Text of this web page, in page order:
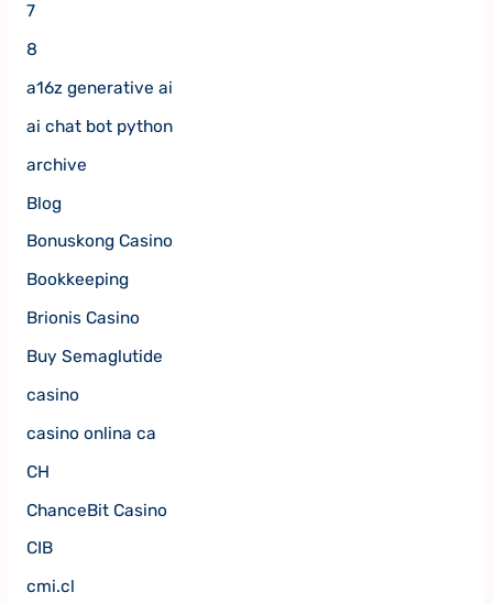
7
8
a16z generative ai
ai chat bot python
archive
Blog
Bonuskong Casino
Bookkeeping
Brionis Casino
Buy Semaglutide
casino
casino onlina ca
CH
ChanceBit Casino
CIB
cmi.cl